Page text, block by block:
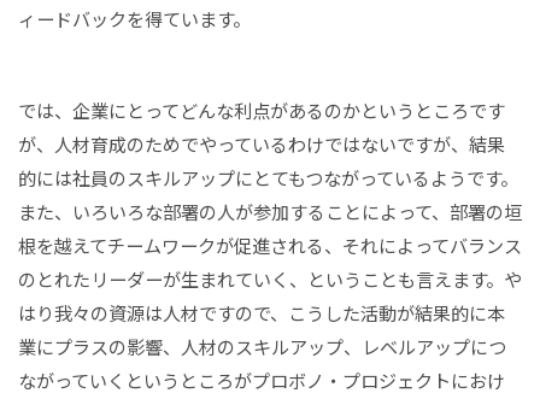
ィードバックを得ています。
では、企業にとってどんな利点があるのかというところです
が、人材育成のためでやっているわけではないですが、結果
的には社員のスキルアップにとてもつながっているようです。
また、いろいろな部署の人が参加することによって、部署の垣
根を越えてチームワークが促進される、それによってバランス
のとれたリーダーが生まれていく、ということも言えます。や
はり我々の資源は人材ですので、こうした活動が結果的に本
業にプラスの影響、人材のスキルアップ、レベルアップにつ
ながっていくというところがプロボノ・プロジェクトにおけ